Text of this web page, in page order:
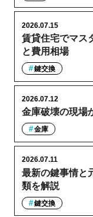
賃貸住宅でマス
と費用相場
2026.07.15
鍵交換
金庫破壊の現場
2026.07.12
金庫
最新の鍵事情と
類を解説
2026.07.11
鍵交換